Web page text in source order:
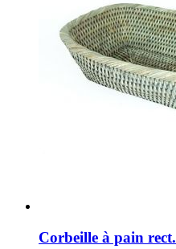
Corbeille à pain rect.